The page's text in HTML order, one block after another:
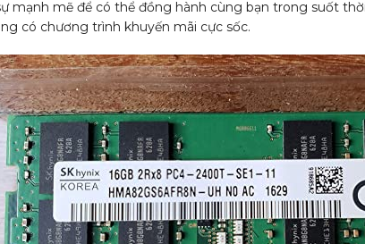
mạnh mẽ để có thể đồng hành cùng bạn trong suốt
có chương trình khuyến mãi cực sốc.